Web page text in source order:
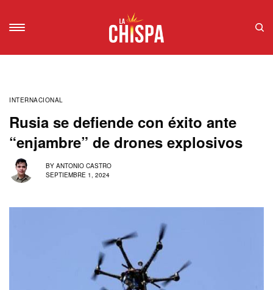
INTERNACIONAL
Rusia se defiende con éxito ante
“enjambre” de drones explosivos
BY ANTONIO CASTRO
SEPTIEMBRE 1, 2024